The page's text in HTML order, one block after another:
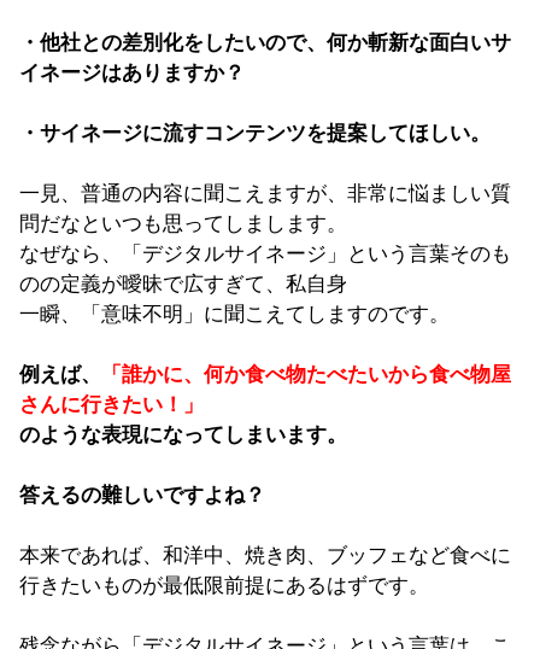
・他社との差別化をしたいので、何か斬新な面白いサ
イネージはありますか？
・サイネージに流すコンテンツを提案してほしい。
一見、普通の内容に聞こえますが、非常に悩ましい質
問だなといつも思ってしまします。
なぜなら、「デジタルサイネージ」という言葉そのも
のの定義が曖昧で広すぎて、私自身
一瞬、「意味不明」に聞こえてしますのです。
例えば、
「誰かに、何か食べ物たべたいから食べ物屋
さんに行きたい！」
のような表現になってしまいます。
答えるの難しいですよね？
本来であれば、和洋中、焼き肉、ブッフェなど食べに
行きたいものが最低限前提にあるはずです。